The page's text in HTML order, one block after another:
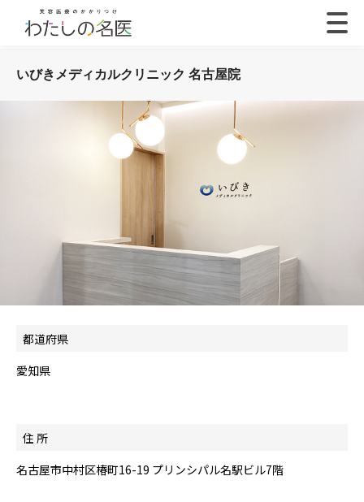
いびきメディカルクリニック 名古屋院
都道府県
愛知県
住 所
名古屋市中村区椿町16-19 プリンシパル名駅ビル7階